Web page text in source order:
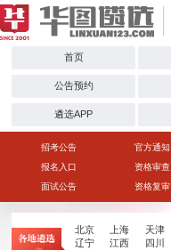
首页
公告预约
遴选APP
招考公告 官方通知
报名入口
资格审查
面试公告
资格复审
北京 上海 天津
辽宁
江西 四川